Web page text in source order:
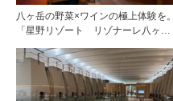
八ヶ岳の野菜×ワインの極上体験を。
「星野リゾート リゾナーレ八ヶ
SETTE」がリニューアルオープン！